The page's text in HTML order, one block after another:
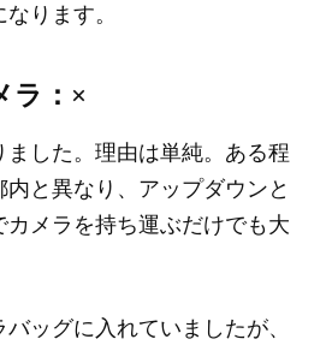
ります。
ラ：×
した。理由は単純。ある程
と異なり、アップダウンと
カメラを持ち運ぶだけでも大
ッグに入れていましたが、